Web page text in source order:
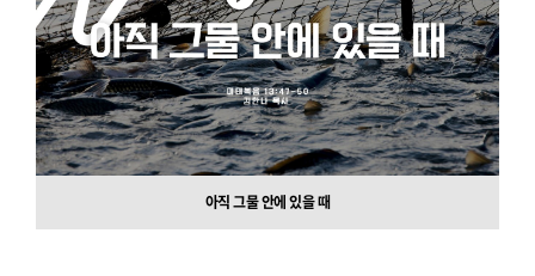
아직 그물 안에 있을 때